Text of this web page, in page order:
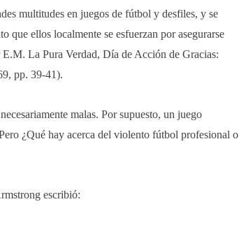
multitudes en juegos de fútbol y desfiles, y se
que ellos localmente se esfuerzan por asegurarse
La Pura Verdad, Día de Acción de Gracias:
pp. 39-41).
necesariamentemalas. Por supuesto, un juego
¿Qué hay acerca del violento fútbol profesional o
escribió: